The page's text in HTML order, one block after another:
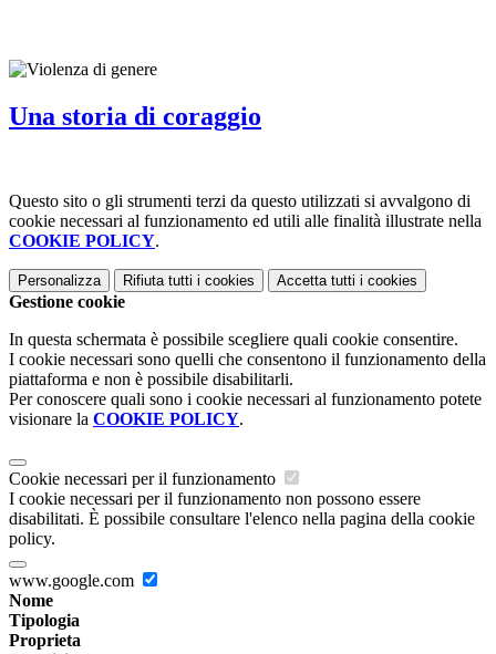
Una storia di coraggio
Questo sito o gli strumenti terzi da questo utilizzati si avvalgono di
cookie necessari al funzionamento ed utili alle finalità illustrate nella
COOKIE POLICY.
Personalizza Rifiuta tutti i cookies Accetta tutti i cookies
Gestione cookie
In questa schermata è possibile scegliere quali cookie consentire.
I cookie necessari sono quelli che consentono il funzionamento della
piattaforma e non è possibile disabilitarli.
Per conoscere quali sono i cookie necessari al funzionamento potete
visionare la COOKIE POLICY.
Cookie necessari per il funzionamento
I cookie necessari per il funzionamento non possono essere
disabilitati. È possibile consultare l'elenco nella pagina della cookie
policy.
www.google.com
Nome
Tipologia
Proprieta